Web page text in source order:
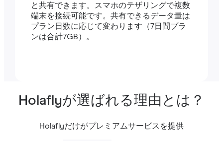
と共有できます。スマホのテザリングで複数
端末を接続可能です。共有できるデータ量は
プラン日数に応じて変わります（7日間プラ
ンは合計7GB）。
Holaflyが選ばれる理由とは？
Holaflyだけがプレミアムサービスを提供